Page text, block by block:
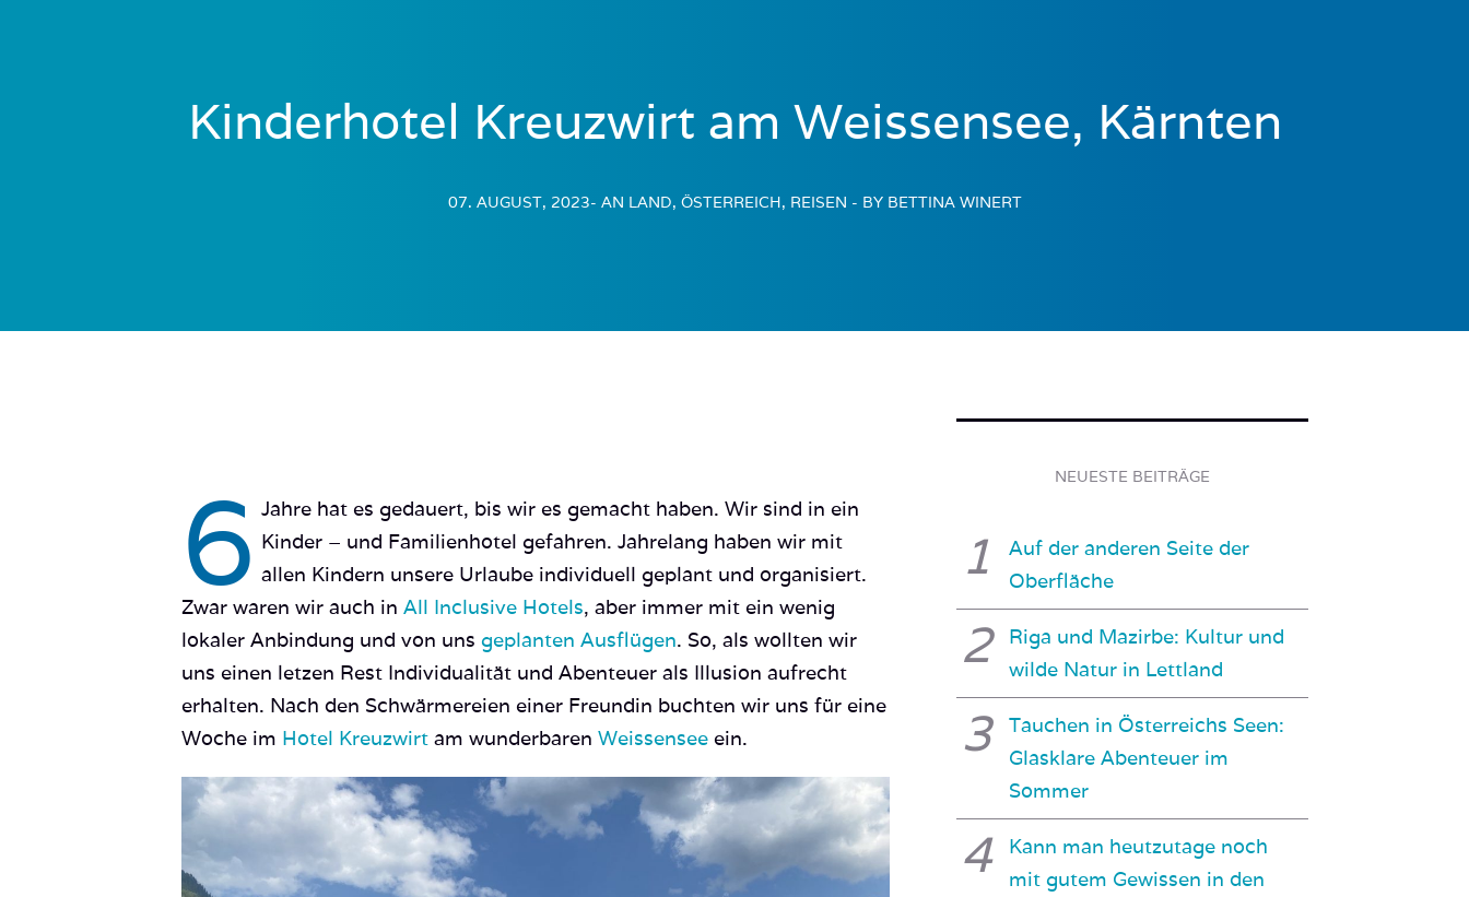
Kinderhotel Kreuzwirt am Weissensee, Kärnten
07. AUGUST, 2023- AN LAND, ÖSTERREICH, REISEN - BY BETTINA WINERT
6 Jahre hat es gedauert, bis wir es gemacht haben. Wir sind in ein
Kinder – und Familienhotel gefahren. Jahrelang haben wir mit
allen Kindern unsere Urlaube individuell geplant und organisiert.
Zwar waren wir auch in All Inclusive Hotels, aber immer mit ein wenig
lokaler Anbindung und von uns geplanten Ausflügen. So, als wollten wir
uns einen letzen Rest Individualität und Abenteuer als Illusion aufrecht
erhalten. Nach den Schwärmereien einer Freundin buchten wir uns für eine
Woche im Hotel Kreuzwirt am wunderbaren Weissensee ein.
NEUESTE BEITRÄGE
Auf der anderen Seite der
Oberfläche
Riga und Mazirbe: Kultur und
wilde Natur in Lettland
Tauchen in Österreichs Seen:
Glasklare Abenteuer im
Sommer
Kann man heutzutage noch
mit gutem Gewissen in den